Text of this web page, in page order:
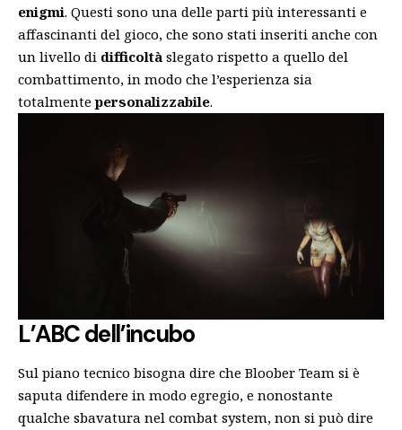
enigmi. Questi sono una delle parti più interessanti e
affascinanti del gioco, che sono stati inseriti anche con
un livello di difficoltà slegato rispetto a quello del
combattimento, in modo che l’esperienza sia
totalmentepersonalizzabile.
L’ABC dell’incubo
Sul piano tecnico bisogna dire che Bloober Team si è
saputa difendere in modo egregio, e nonostante
qualche sbavatura nel combat system, non si può dire